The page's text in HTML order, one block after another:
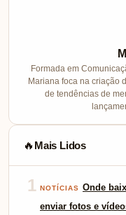
Formada em
Mariana foca na criação
de tendências de
🔥 Mais Lidos
1 NOTÍCIAS Onde
enviar fotos e